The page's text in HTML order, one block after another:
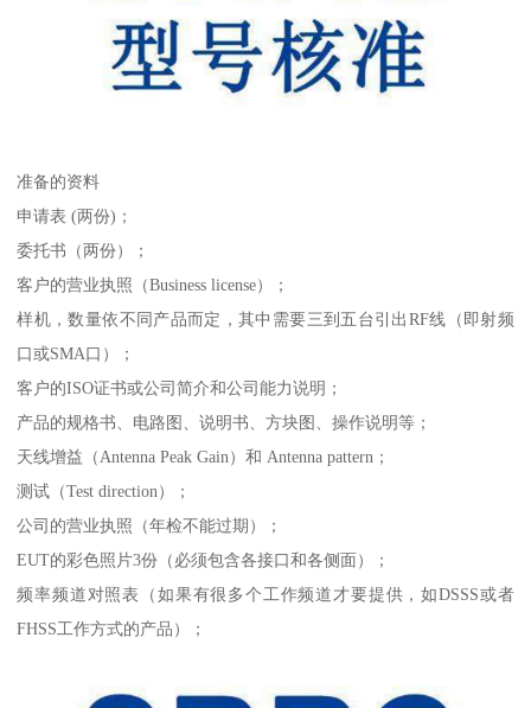
准备的资料
申请表 (两份)；
委托书（两份）；
客户的营业执照（Business license）；
样机，数量依不同产品而定，其中需要三到五台引出RF线（即射频
口或SMA口）；
客户的ISO证书或公司简介和公司能力说明；
产品的规格书、电路图、说明书、方块图、操作说明等；
天线增益（Antenna Peak Gain）和 Antenna pattern；
测试（Test direction）；
公司的营业执照（年检不能过期）；
EUT的彩色照片3份（必须包含各接口和各侧面）；
频率频道对照表（如果有很多个工作频道才要提供，如DSSS或者
FHSS工作方式的产品）；